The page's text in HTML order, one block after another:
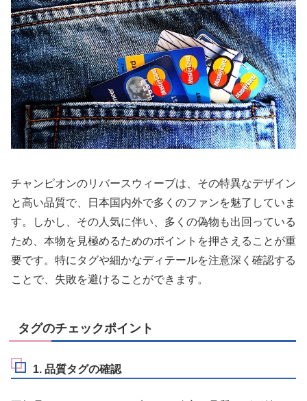
チャンピオンのリバースウィーブは、その特異なデザイン
と高い品質で、日本国内外で多くのファンを魅了していま
す。しかし、その人気に伴い、多くの偽物も出回っている
ため、本物を見極めるためのポイントを押さえることが重
要です。特にタグや細かなディテールを注意深く確認する
ことで、失敗を避けることができます。
タグのチェックポイント
1. 品質タグの確認